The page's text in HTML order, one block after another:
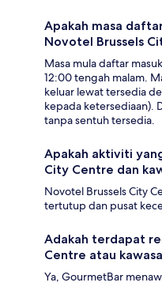
Apakah masa
Novotel Brussels
Masa mula daftar
12:00 tengah malam.
keluar lewat tersedia
kepada ketersediaan).
tanpa sentuh tersedia.
Apakah aktiviti
City Centre dan
Novotel Brussels City
tertutup dan pusat
Adakah terdapat
Centre atau
Ya, GourmetBar